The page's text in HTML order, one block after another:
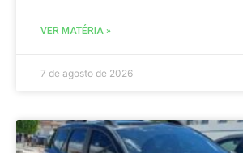
VER MATÉRIA »
7 de agosto de 2026